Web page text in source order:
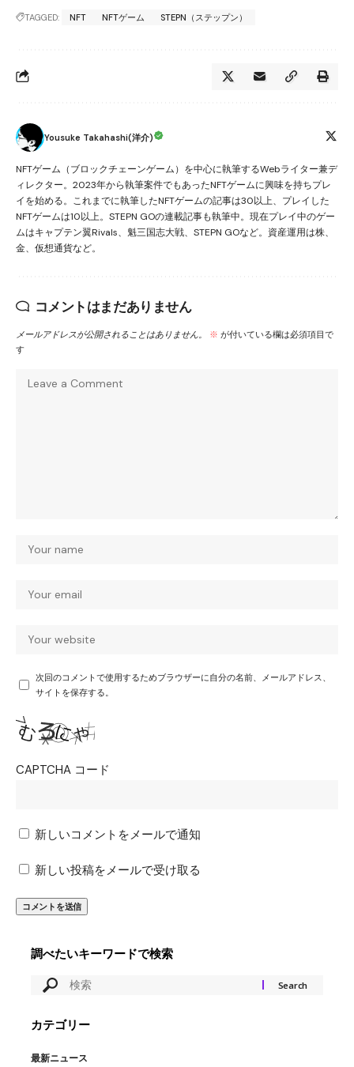
TAGGED: NFT NFTゲーム STEPN（ステップン）
Yousuke Takahashi(洋介)
NFTゲーム（ブロックチェーンゲーム）を中心に執筆するWebライター兼デ
ィレクター。2023年から執筆案件でもあったNFTゲームに興味を持ちプレ
イを始める。これまでに執筆したNFTゲームの記事は30以上、プレイした
NFTゲームは10以上。STEPN GOの連載記事も執筆中。現在プレイ中のゲー
ムはキャプテン翼Rivals、魁三国志大戦、STEPN GOなど。資産運用は株、
金、仮想通貨など。
コメントはまだありません
メールアドレスが公開されることはありません。 ※ が付いている欄は必須項目で
す
次回のコメントで使用するためブラウザーに自分の名前、メールアドレス、
サイトを保存する。
CAPTCHA コード
新しいコメントをメールで通知
新しい投稿をメールで受け取る
調べたいキーワードで検索
カテゴリー
最新ニュース